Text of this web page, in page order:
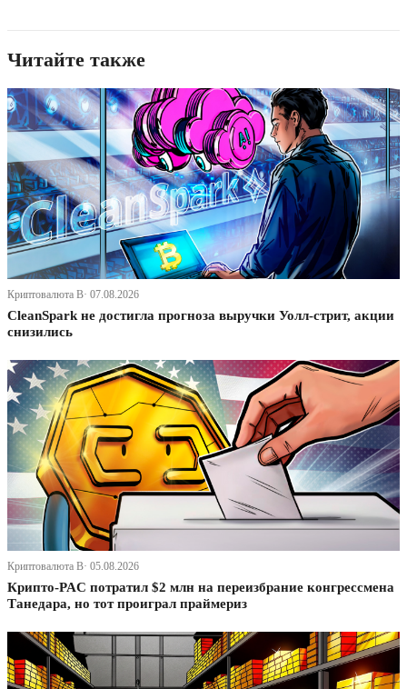
Читайте также
Криптовалюта В· 07.08.2026
CleanSpark не достигла прогноза выручки Уолл-стрит, акции
снизились
Криптовалюта В· 05.08.2026
Крипто-PAC потратил $2 млн на переизбрание конгрессмена
Танедара, но тот проиграл праймериз